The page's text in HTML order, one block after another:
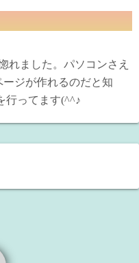
れました。パソコンさえ
ジが作れるのだと知
行ってます(^^♪